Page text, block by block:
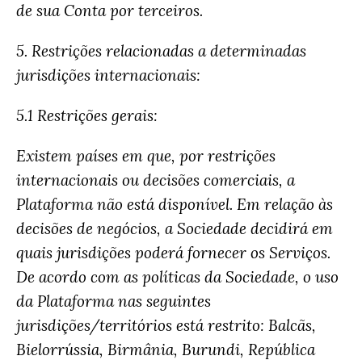
de sua Conta por terceiros.
5. Restrições relacionadas a determinadas
jurisdições internacionais:
5.1 Restrições gerais:
Existem países em que, por restrições
internacionais ou decisões comerciais, a
Plataforma não está disponível. Em relação às
decisões de negócios, a Sociedade decidirá em
quais jurisdições poderá fornecer os Serviços.
De acordo com as políticas da Sociedade, o uso
da Plataforma nas seguintes
jurisdições/territórios está restrito: Balcãs,
Bielorrússia, Birmânia, Burundi, República